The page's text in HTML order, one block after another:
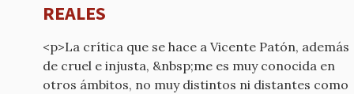
REALES
<p>La crítica que se hace a Vicente Patón, además
de cruel e injusta, &nbsp;me es muy conocida en
otros ámbitos, no muy distintos ni distantes como